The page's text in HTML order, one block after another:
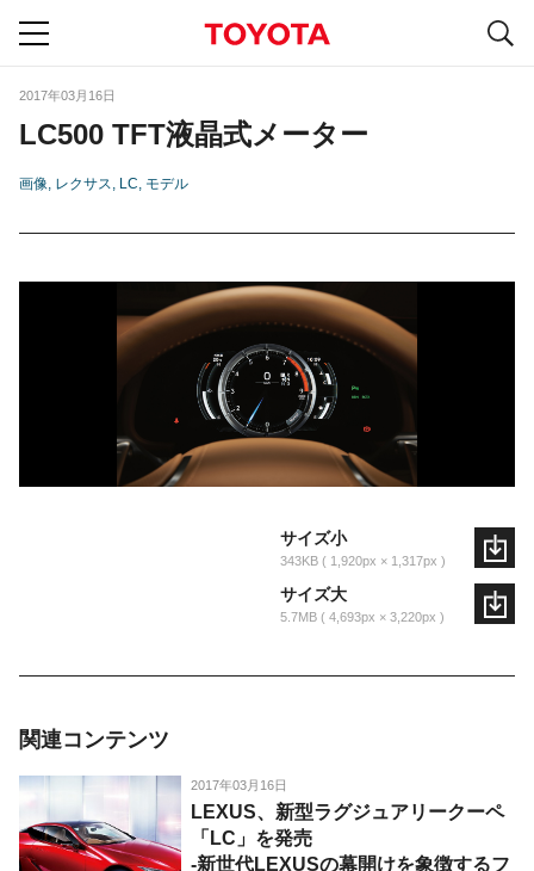
2017年03月16日
LC500 TFT液晶式メーター
画像 レクサス LC モデル
サイズ小
343KB 1,920px × 1,317px
サイズ大
5.7MB 4,693px × 3,220px
関連コンテンツ
2017年03月16日
LEXUS、新型ラグジュアリークーペ
「LC」を発売
-新世代LEXUSの幕開けを象徴するフ